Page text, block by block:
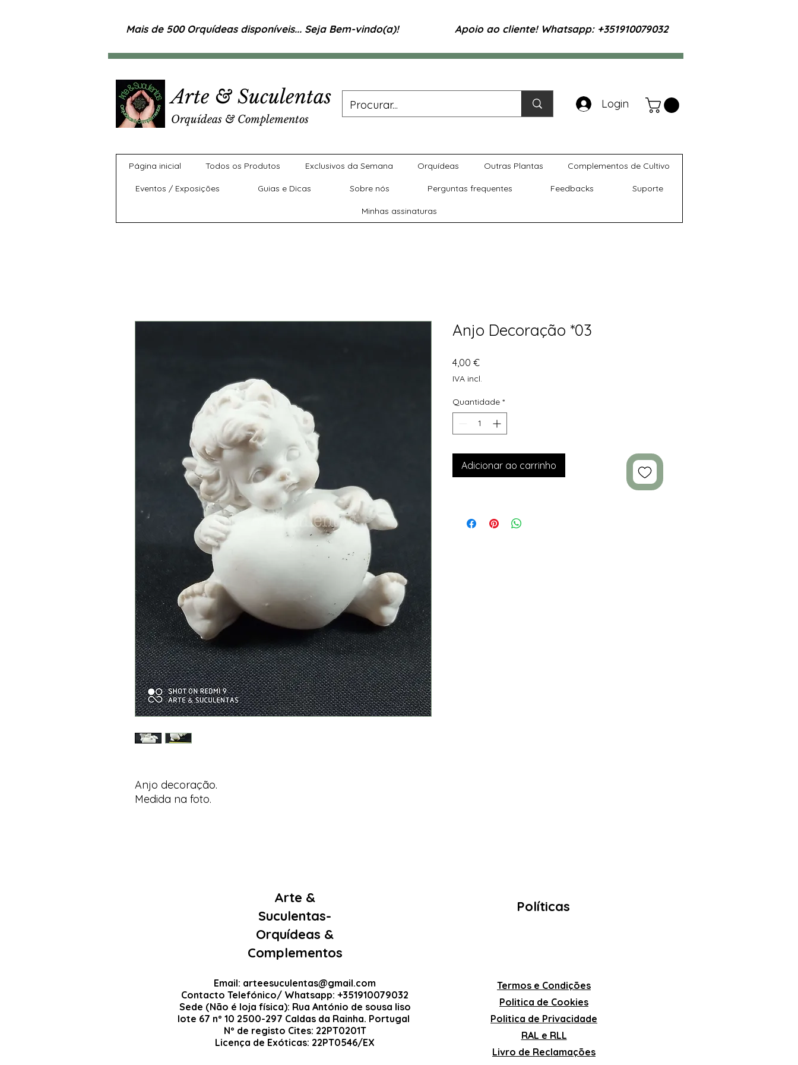
Mais de 500 Orquídeas disponíveis... Seja Bem-vindo(a)! Apoio ao cliente! Whatsapp: +351910079032
Arte & Suculentas
Orquídeas & Complementos
Login
Página inicial Todos os Produtos Exclusivos da Semana Orquídeas Outras Plantas Complementos de Cultivo
Eventos / Exposições Guias e Dicas Sobre nós Perguntas frequentes Feedbacks Suporte
Minhas assinaturas
Anjo decoração.
Medida na foto.
Anjo Decoração *03
4,00 €Preço
IVA incl.
Quantidade *
Adicionar ao carrinho
Arte &
Suculentas-
Orquídeas &
Complementos
Email: arteesuculentas@gmail.com
Contacto Telefónico/ Whatsapp: +351910079032
Sede (Não é loja física): Rua António de sousa liso
lote 67 nº 10 2500-297 Caldas da Rainha. Portugal
Nº de registo Cites: 22PT0201T
Licença de Exóticas: 22PT0546/EX
Políticas
Termos e Condições
Politica de Cookies
Politica de Privacidade
RAL e RLL
Livro de Reclamações